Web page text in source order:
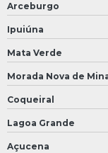
Arceburgo
Ipuiúna
Mata Verde
Morada Nova de
Coqueiral
Lagoa Grande
Açucena